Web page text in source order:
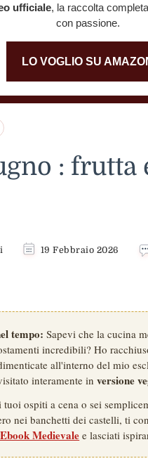
ufficiale, la raccolta
con passione.
LO VOGLIO SU
: frutta
19 Febbraio 2026
tempo: Sapevi che la cucina
incredibili? Ho
all'interno del mio
interamente inversione
ospiti a cena o sei
nei banchetti dei castelli, ti
Medievale e lasciati